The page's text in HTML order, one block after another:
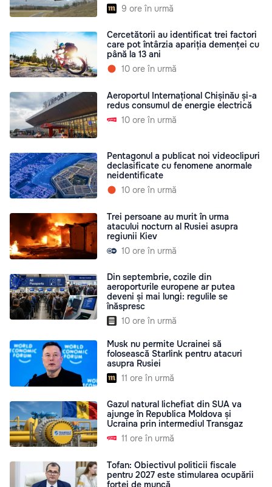
9 ore în urmă
Cercetătorii au identificat trei factori
care pot întârzia apariția demenței cu
până la 13 ani
10 ore în urmă
Aeroportul Internațional Chișinău și-a
redus consumul de energie electrică
10 ore în urmă
Pentagonul a publicat noi videoclipuri
declasificate cu fenomene anormale
neidentificate
10 ore în urmă
Trei persoane au murit în urma
atacului nocturn al Rusiei asupra
regiunii Kiev
10 ore în urmă
Din septembrie, cozile din
aeroporturile europene ar putea
deveni și mai lungi: regulile se
înăspresc
10 ore în urmă
Musk nu permite Ucrainei să
folosească Starlink pentru atacuri
asupra Rusiei
11 ore în urmă
Gazul natural lichefiat din SUA va
ajunge în Republica Moldova și
Ucraina prin intermediul Transgaz
11 ore în urmă
Tofan: Obiectivul politicii fiscale
pentru 2027 este stimularea ocupării
forței de muncă